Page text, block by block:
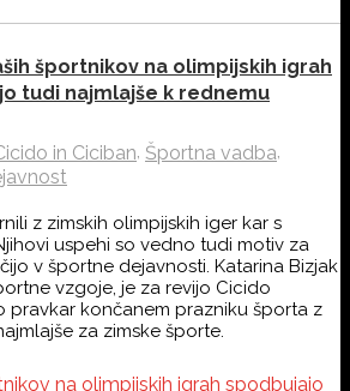
športnikov na olimpijskih igrah
tudi najmlajše k rednemu
in Ciciban, Športna vadba,
z zimskih olimpijskih iger kar s
uspehi so vedno tudi motiv za
v športne dejavnosti. Katarina Bizjak
vzgoje, je za revijo Cicido
pravkar končanem prazniku športa z
za zimske športe.